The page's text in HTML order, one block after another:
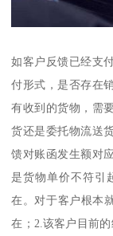
如客户反馈已经支
付形式，是否存在
有收到的货物，需
货还是委托物流送
馈对账函发生额对
是货物单价不符引
在。对于客户根本
在；2.该客户目前